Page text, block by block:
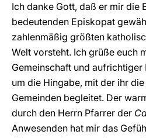
Ich danke Gott, daß er mir die
bedeutenden Episkopat
zahlenmäßig größten
Welt vorsteht. Ich grüße euch
Gemeinschaft und
um die Hingabe, mit der ihr
Gemeinden begleitet. Der
durch den Herrn Pfarrer der
Anwesenden hat mir das